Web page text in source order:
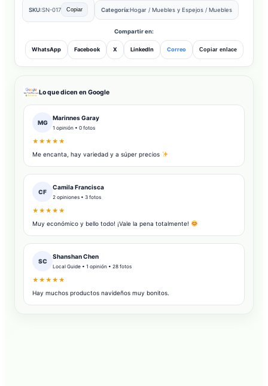
SKU:SN-017 Copiar Categoría:Hogar / Muebles y Espejos / Muebles
Compartir en:
WhatsApp Facebook X LinkedIn Correo Copiar enlace
Lo que dicen en Google
MG
Marinnes Garay
1 opinión • 0 fotos
★★★★★
Me encanta, hay variedad y a súper precios
CF
Camila Francisca
2 opiniones • 3 fotos
★★★★★
Muy económico y bello todo! ¡Vale la pena totalmente!
SC
Shanshan Chen
Local Guide • 1 opinión • 28 fotos
★★★★★
Hay muchos productos navideños muy bonitos.